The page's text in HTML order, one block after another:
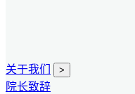
关于我们 >
院长致辞